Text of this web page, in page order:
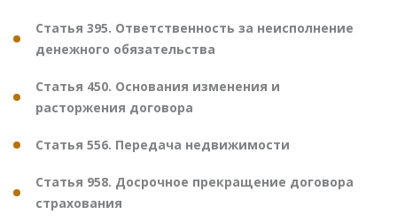
Статья 395. Ответственность за неисполнение
денежного обязательства
Статья 450. Основания изменения и
расторжения договора
Статья 556. Передача недвижимости
Статья 958. Досрочное прекращение договора
страхования